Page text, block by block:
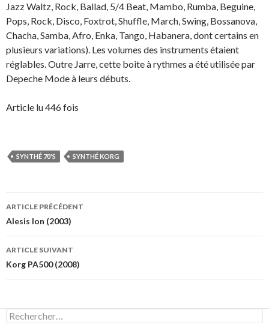
Jazz Waltz, Rock, Ballad, 5/4 Beat, Mambo, Rumba, Beguine,
Pops, Rock, Disco, Foxtrot, Shuffle, March, Swing, Bossanova,
Chacha, Samba, Afro, Enka, Tango, Habanera, dont certains en
plusieurs variations). Les volumes des instruments étaient
réglables. Outre Jarre, cette boite à rythmes a été utilisée par
Depeche Mode à leurs débuts.
Article lu 446 fois
SYNTHÉ 70'S SYNTHÉ KORG
Navigation
des
articles
ARTICLE PRÉCÉDENT
Alesis Ion (2003)
ARTICLE SUIVANT
Korg PA500 (2008)
Rechercher :